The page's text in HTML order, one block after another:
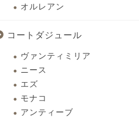
オルレアン
コートダジュール
ヴァンティミリア
ニース
エズ
モナコ
アンティーブ